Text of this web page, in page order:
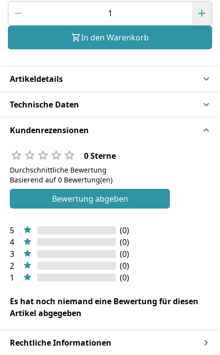
In den Warenkorb
Artikeldetails
Technische Daten
Kundenrezensionen
0 Sterne
Durchschnittliche Bewertung
Basierend auf 0 Bewertung(en)
Bewertung abgeben
5
(0)
4
(0)
3
(0)
2
(0)
1
(0)
Es hat noch niemand eine Bewertung für diesen
Artikel abgegeben
Rechtliche Informationen